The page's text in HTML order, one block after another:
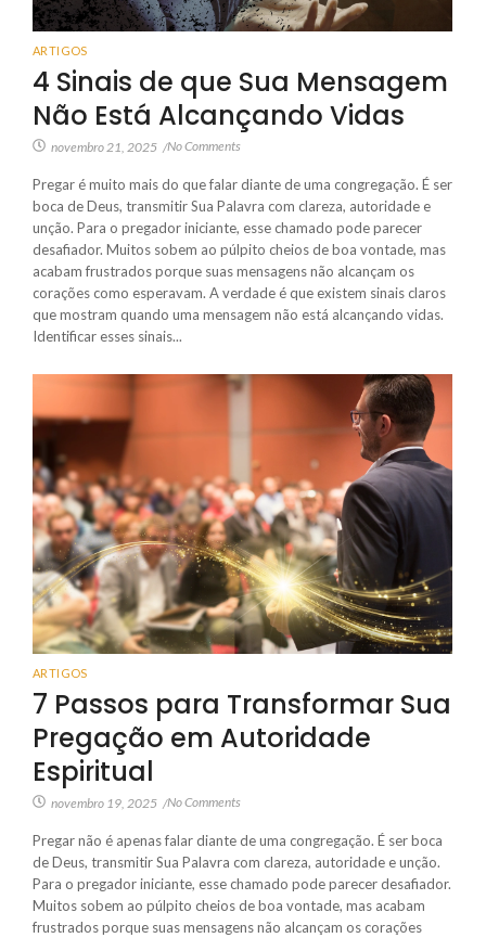
ARTIGOS
4 Sinais de que Sua Mensagem
Não Está Alcançando Vidas
novembro 21, 2025 /No Comments
Pregar é muito mais do que falar diante de uma congregação. É ser
boca de Deus, transmitir Sua Palavra com clareza, autoridade e
unção. Para o pregador iniciante, esse chamado pode parecer
desafiador. Muitos sobem ao púlpito cheios de boa vontade, mas
acabam frustrados porque suas mensagens não alcançam os
corações como esperavam. A verdade é que existem sinais claros
que mostram quando uma mensagem não está alcançando vidas.
Identificar esses sinais...
ARTIGOS
7 Passos para Transformar Sua
Pregação em Autoridade
Espiritual
novembro 19, 2025 /No Comments
Pregar não é apenas falar diante de uma congregação. É ser boca
de Deus, transmitir Sua Palavra com clareza, autoridade e unção.
Para o pregador iniciante, esse chamado pode parecer desafiador.
Muitos sobem ao púlpito cheios de boa vontade, mas acabam
frustrados porque suas mensagens não alcançam os corações